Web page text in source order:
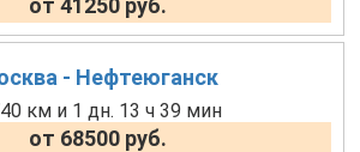
от 41250 руб.
- Нефтеюганск
км и 1 дн. 13 ч 39 мин
от 68500 руб.